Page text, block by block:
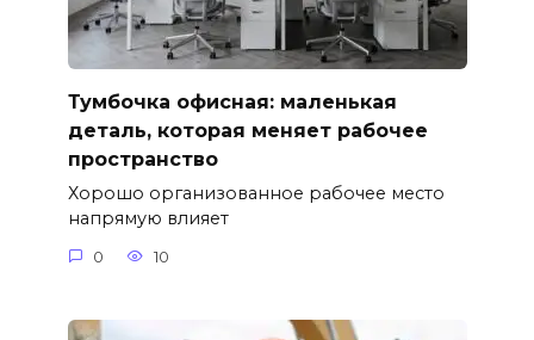
Тумбочка офисная: маленькая
деталь, которая меняет рабочее
пространство
Хорошо организованное рабочее место
напрямую влияет
0 10